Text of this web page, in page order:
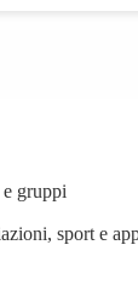
gruppi
sport e